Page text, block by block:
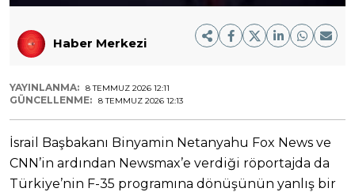
Haber Merkezi
YAYINLANMA: 8 TEMMUZ 2026 12:11
GÜNCELLENME: 8 TEMMUZ 2026 12:13
İsrail Başbakanı Binyamin Netanyahu Fox News ve
CNN’in ardından Newsmax’e verdiği röportajda da
Türkiye’nin F-35 programına dönüşünün yanlış bir